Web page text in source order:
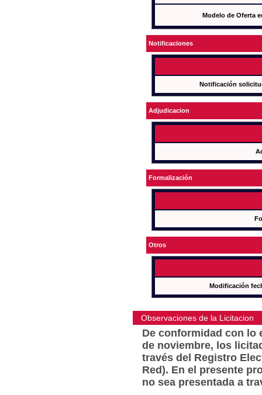
Modelo de Oferta
Notificaciones
Notificación
Adjudicacion
Formalización
Otros
Modificación
Observaciones de la Licitacion
De conformidad con lo
de noviembre, los
través del Registro
Red). En el presente
no sea presentada a